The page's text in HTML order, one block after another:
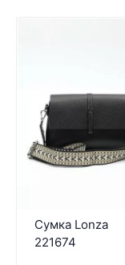
Сумка Lonza
221674